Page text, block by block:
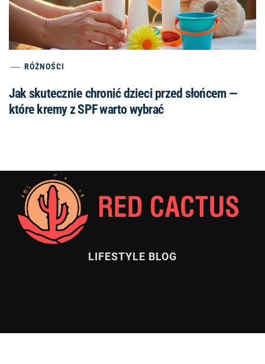
RÓŻNOŚCI
Jak skutecznie chronić dzieci przed słońcem —
które kremy z SPF warto wybrać
LIFESTYLE BLOG